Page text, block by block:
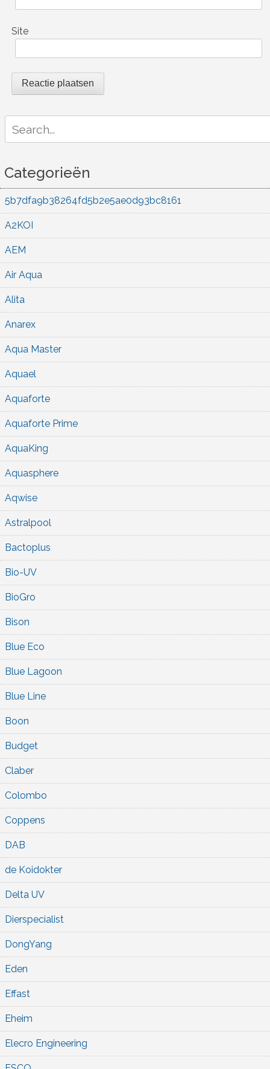
Site
for:
Categorieën
5b7dfa9b38264fd5b2e5ae0d93bc8161
A2KOI
AEM
Air Aqua
Alita
Anarex
Aqua Master
Aquael
Aquaforte
Aquaforte Prime
AquaKing
Aquasphere
Aqwise
Astralpool
Bactoplus
Bio-UV
BioGro
Bison
Blue Eco
Blue Lagoon
Blue Line
Boon
Budget
Claber
Colombo
Coppens
DAB
de Koidokter
Delta UV
Dierspecialist
DongYang
Eden
Effast
Eheim
Elecro Engineering